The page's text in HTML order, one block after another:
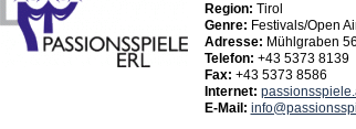
Region: Tirol
Genre: Festivals/Open
Adresse: Mühlgraben 56
Telefon: +43 5373 8139
Fax: +43 5373 8586
Internet:
E-Mail: